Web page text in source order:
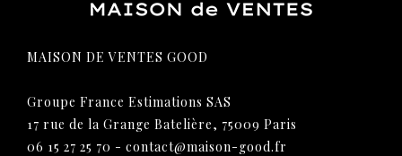
MAISON DE VENTES GOOD
Groupe France Estimations SAS
17 rue de la Grange Batelière, 75009 Paris
06 15 27 25 70 - contact@maison-good.fr